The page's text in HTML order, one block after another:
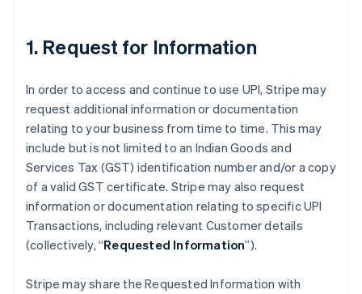
1. Request for Information
In order to access and continue to use UPI, Stripe may
request additional information or documentation
relating to your business from time to time. This may
include but is not limited to an Indian Goods and
Services Tax (GST) identification number and/or a copy
of a valid GST certificate. Stripe may also request
information or documentation relating to specific UPI
Transactions, including relevant Customer details
(collectively, “Requested Information”).
Stripe may share the Requested Information with
Allemagne
Australie
English
Autriche
DeutschEnglish
Belgique
Brésil
PortuguêsEnglish
Bulgarie
Canada